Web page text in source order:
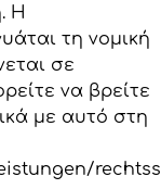
Η
τη νομική
σε
να βρείτε
με αυτό στη